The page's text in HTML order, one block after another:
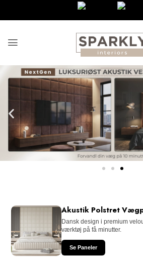
Akustik Polstret
Dansk design i premium
værktøj på få minutter.
Se Paneler